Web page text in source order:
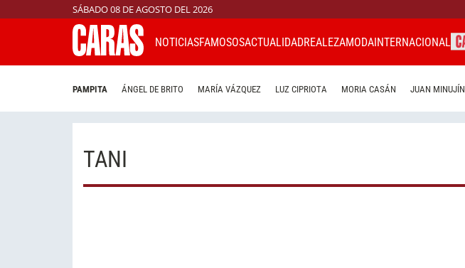
SÁBADO 08 DE AGOSTO DEL 2026
NOTICIASFAMOSOSACTUALIDADREALEZAMODAINTERNACIONAL
PAMPITA ÁNGEL DE BRITO MARÍA VÁZQUEZ LUZ CIPRIOTA MORIA CASÁN JUAN MINUJÍN
TANI